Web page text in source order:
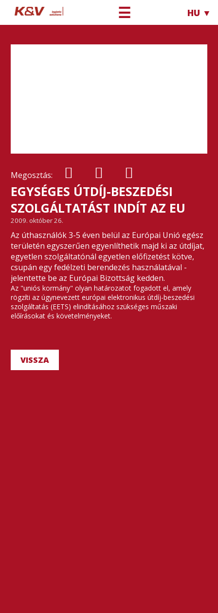
☰ HU ▼
Megosztás:
EGYSÉGES ÚTDÍJ-BESZEDÉSI
SZOLGÁLTATÁST INDÍT AZ EU
2009. október 26.
Az úthasználók 3-5 éven belül az Európai Unió egész
területén egyszerűen egyenlíthetik majd ki az útdíjat,
egyetlen szolgáltatónál egyetlen előfizetést kötve,
csupán egy fedélzeti berendezés használatával -
jelentette be az Európai Bizottság kedden.
Az "uniós kormány" olyan határozatot fogadott el, amely
rögzíti az úgynevezett európai elektronikus útdíj-beszedési
szolgáltatás (EETS) elindításához szükséges műszaki
előírásokat és követelményeket.
VISSZA